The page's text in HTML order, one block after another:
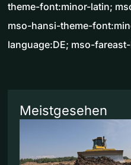
theme-font:minor-latin;
mso-hansi-theme-
language:DE; mso-
Meistgesehen